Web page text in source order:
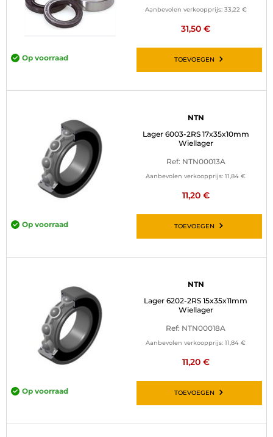
Aanbevolen verkoopprijs: 33,22 €
31,50 €
Op voorraad TOEVOEGEN
NTN
Lager 6003-2RS 17x35x10mm
Wiellager
Ref: NTN00013A
Aanbevolen verkoopprijs: 11,84 €
11,20 €
Op voorraad TOEVOEGEN
NTN
Lager 6202-2RS 15x35x11mm
Wiellager
Ref: NTN00018A
Aanbevolen verkoopprijs: 11,84 €
11,20 €
Op voorraad TOEVOEGEN